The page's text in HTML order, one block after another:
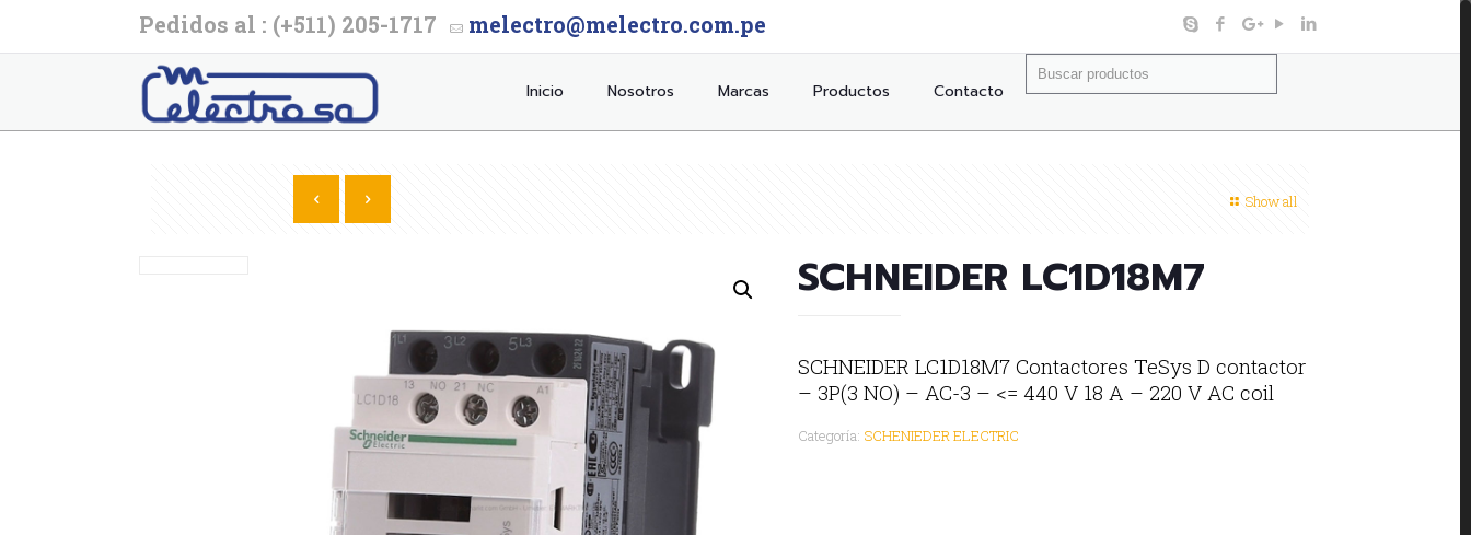
Pedidos al : (+511) 205-1717 melectro@melectro.com.pe
Inicio Nosotros Marcas Productos Contacto
Buscar:
Show all
SCHNEIDER LC1D18M7
SCHNEIDER LC1D18M7 Contactores TeSys D contactor
– 3P(3 NO) – AC-3 – <= 440 V 18 A – 220 V AC coil
Categoría: SCHENIEDER ELECTRIC